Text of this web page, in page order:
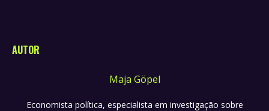
AUTOR
Maja Göpel
Economista política, especialista em investigação sobre